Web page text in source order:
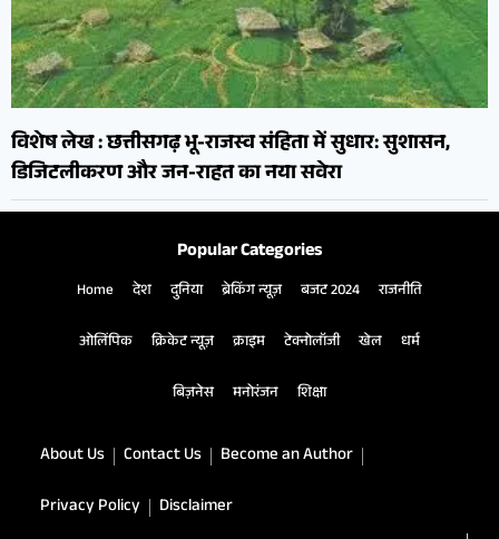
विशेष लेख : छत्तीसगढ़ भू-राजस्व संहिता में सुधार: सुशासन,
डिजिटलीकरण और जन-राहत का नया सवेरा
Popular Categories
Home देश दुनिया ब्रेकिंग न्यूज़ बजट 2024 राजनीति
ओलिंपिक क्रिकेट न्यूज़ क्राइम टेक्नोलॉजी खेल धर्म
बिज़नेस मनोरंजन शिक्षा
About Us Contact Us
Become an Author
Privacy Policy
Disclaimer